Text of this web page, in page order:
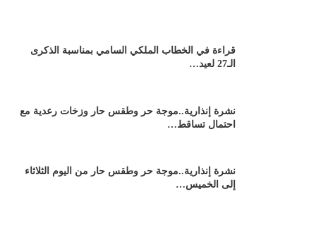
قراءة في الخطاب الملكي السامي بمناسبة الذكرى
الـ27 لعيد…
نشرة إنذارية..موجة حر وطقس حار وزخات رعدية مع
احتمال تساقط…
نشرة إنذارية..موجة حر وطقس حار من اليوم الثلاثاء
إلى الخميس…